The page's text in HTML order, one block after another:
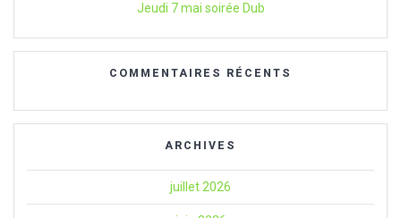
Jeudi 7 mai soirée Dub
COMMENTAIRES RÉCENTS
ARCHIVES
juillet 2026